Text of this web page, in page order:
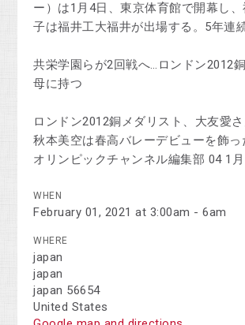
ー）は1月4日、東京体育館で開幕し
子は福井工大福井が出場する。5年連
共栄学園らが2回戦へ…ロンドン2012
母に持つ
ロンドン2012銅メダリスト、大友愛
秋本美空は春高バレーデビューを飾っ
オリンピックチャンネル編集部 04 1
WHEN
February 01, 2021 at 3:00am - 6am
WHERE
japan
japan
japan 56654
United States